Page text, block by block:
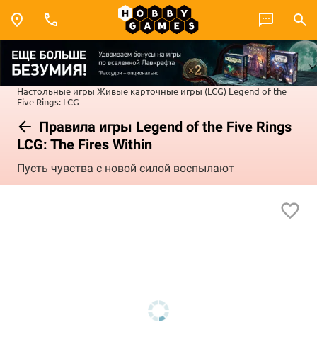
Настольные игры Живые карточные игры (LCG) Legend of the
Five Rings: LCG
Правила игры Legend of the Five Rings
LCG: The Fires Within
Пусть чувства с новой силой воспылают